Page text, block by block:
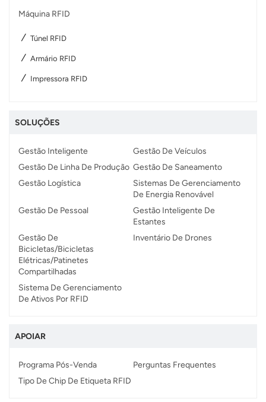
norsk
magyar
Máquina RFID
Túnel RFID
Armário RFID
Impressora RFID
SOLUÇÕES
Gestão Inteligente
Gestão De Veículos
Gestão De Linha De Produção Gestão De Saneamento
Gestão Logística
Sistemas De Gerenciamento
De Energia Renovável
Gestão De Pessoal
Gestão Inteligente De
Estantes
Gestão De
Bicicletas/bicicletas
Elétricas/patinetes
Compartilhadas
Inventário De Drones
Sistema De Gerenciamento
De Ativos Por RFID
APOIAR
Programa Pós-Venda
Perguntas Frequentes
Tipo De Chip De Etiqueta RFID